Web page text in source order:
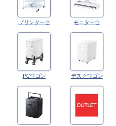
プリンター台 モニター台
PCワゴン デスクワゴン